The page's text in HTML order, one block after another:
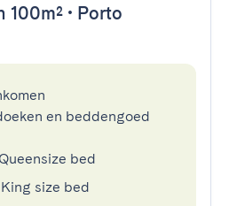
100m² • Porto
en beddengoed
Queensize bed
King size bed